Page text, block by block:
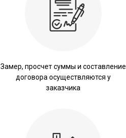
Замер, просчет суммы и составление
договора осуществляются у
заказчика